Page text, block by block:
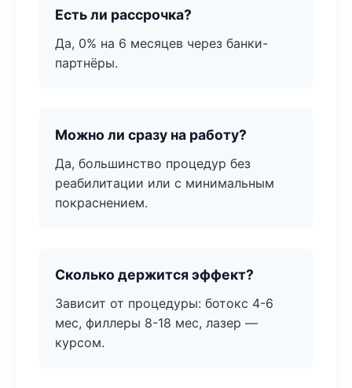
Есть ли рассрочка?
Да, 0% на 6 месяцев через банки-
партнёры.
Можно ли сразу на работу?
Да, большинство процедур без
реабилитации или с минимальным
покраснением.
Сколько держится эффект?
Зависит от процедуры: ботокс 4-6
мес, филлеры 8-18 мес, лазер —
курсом.